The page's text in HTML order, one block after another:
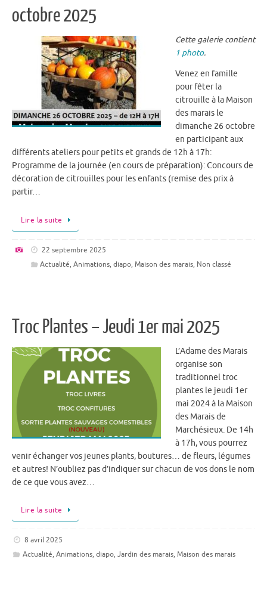
octobre 2025
Cette galerie contient
1 photo.
Venez en famille
pour fêter la
citrouille à la Maison
des marais le
dimanche 26 octobre
en participant aux
différents ateliers pour petits et grands de 12h à 17h:
Programme de la journée (en cours de préparation): Concours de
décoration de citrouilles pour les enfants (remise des prix à
partir…
Lire la suite
22 septembre 2025
Actualité, Animations, diapo, Maison des marais, Non classé
Troc Plantes – Jeudi 1er mai 2025
L’Adame des Marais
organise son
traditionnel troc
plantes le jeudi 1er
mai 2024 à la Maison
des Marais de
Marchésieux. De 14h
à 17h, vous pourrez
venir échanger vos jeunes plants, boutures… de fleurs, légumes
et autres! N’oubliez pas d’indiquer sur chacun de vos dons le nom
de ce que vous avez…
Lire la suite
8 avril 2025
Actualité, Animations, diapo, Jardin des marais, Maison des marais